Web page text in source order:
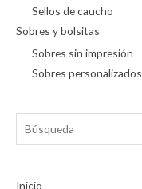
Sellos de caucho
Sobres y bolsitas
Sobres sin impresión
Sobres personalizados
Búsqueda
Inicio